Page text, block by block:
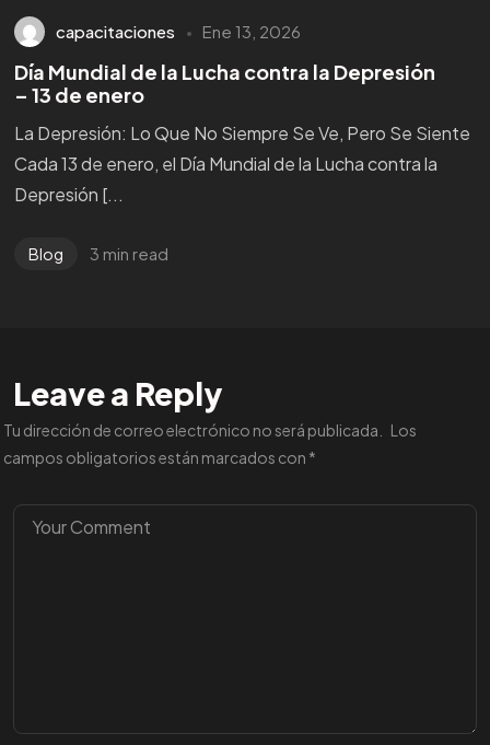
capacitaciones Ene 13, 2026
Día Mundial de la Lucha contra la Depresión
– 13 de enero
La Depresión: Lo Que No Siempre Se Ve, Pero Se Siente
Cada 13 de enero, el Día Mundial de la Lucha contra la
Depresión [...
Blog 3 min read
Leave a Reply
Tu dirección de correo electrónico no será publicada.
Los
campos obligatorios están marcados con *
ven yúnete